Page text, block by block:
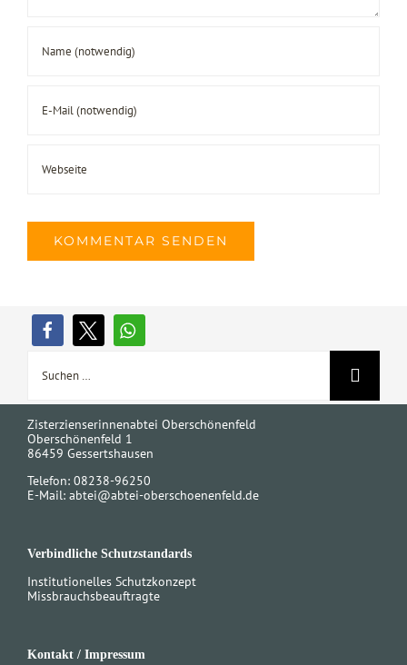
Zisterzienserinnenabtei Oberschönenfeld
Oberschönenfeld 1
86459 Gessertshausen
Telefon: 08238-96250
E-Mail: abtei@abtei-oberschoenenfeld.de
Verbindliche Schutzstandards
Institutionelles Schutzkonzept
Missbrauchsbeauftragte
Kontakt / Impressum